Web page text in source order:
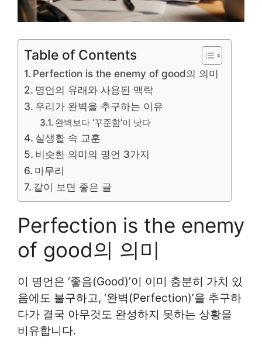
Table of Contents
Perfection is the enemy of good의 의미
명언의 유래와 사용된 맥락
우리가 완벽을 추구하는 이유
완벽보다 ‘꾸준함’이 낫다
실생활 속 교훈
비슷한 의미의 명언 3가지
마무리
같이 보면 좋은 글
Perfection is the enemy
of good의 의미
이 명언은 ‘좋음(Good)’이 이미 충분히 가치 있
음에도 불구하고, ‘완벽(Perfection)’을 추구하
다가 결국 아무것도 완성하지 못하는 상황을
비유합니다.